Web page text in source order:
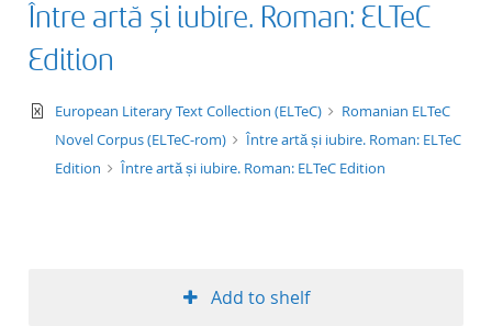
title descending
format
Între artă și iubire. Roman: ELTeC
Edition
text/xml
European Literary Text Collection (ELTeC)
Romanian ELTeC
Novel Corpus (ELTeC-rom)
Între artă și iubire. Roman: ELTeC
Edition
Între artă și iubire. Roman: ELTeC Edition
Add to shelf